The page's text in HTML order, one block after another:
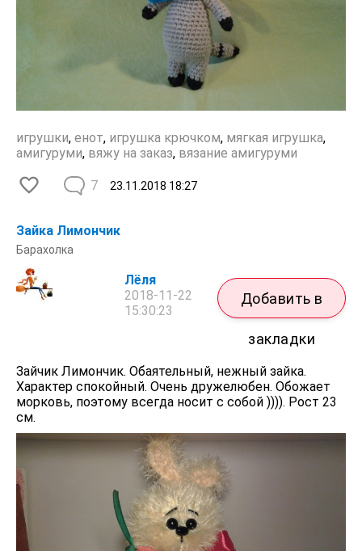
игрушки, енот, игрушка крючком, мягкая игрушка,
амигуруми, вяжу на заказ, вязание амигуруми
23.11.2018 18:27
7
Зайка Лимончик
Барахолка
Лёля
2018-11-22
15:30:23
Добавить в
закладки
Зайчик Лимончик. Обаятельный, нежный зайка.
Характер спокойный. Очень дружелюбен. Обожает
морковь, поэтому всегда носит с собой )))). Рост 23
см.